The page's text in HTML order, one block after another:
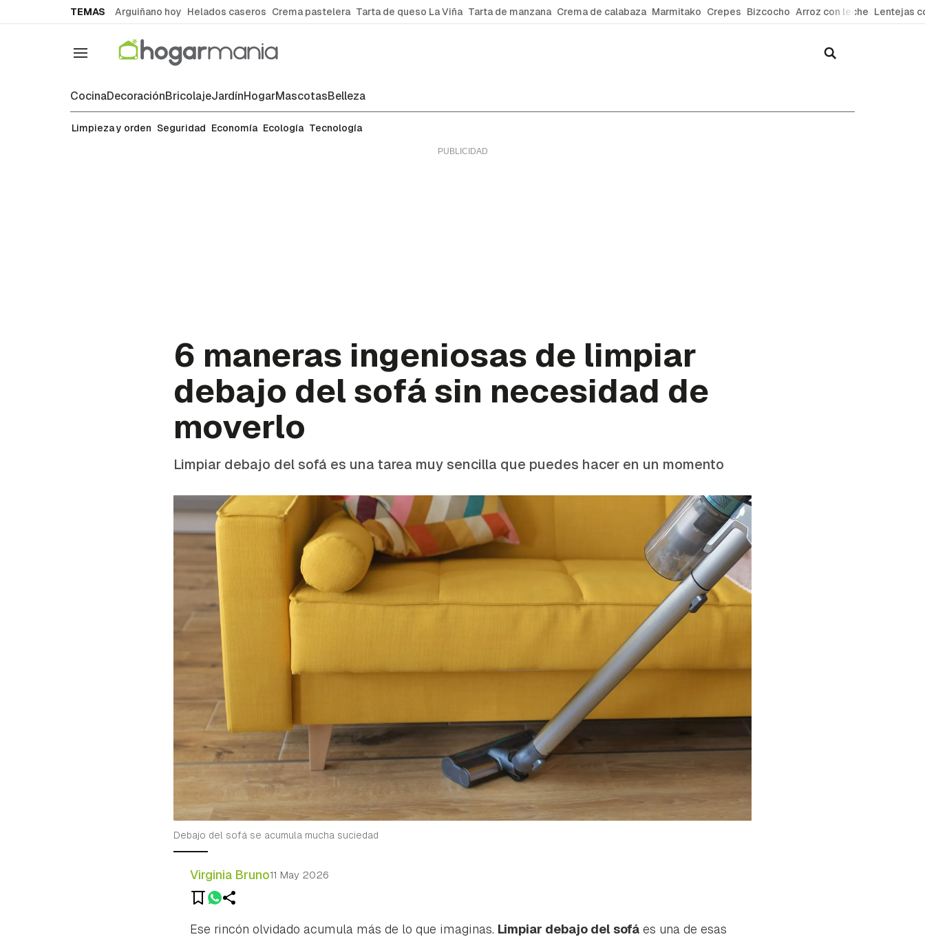
TEMAS Arguiñano hoy Helados caseros Crema pastelera Tarta de queso La Viña Tarta de manzana Crema de calabaza Marmitako Crepes Bizcocho Arroz con leche Lentejas
Navegación
CocinaDecoraciónBricolajeJardínHogarMascotasBelleza
Limpieza y orden
Limpieza y orden Seguridad Economía Ecología Tecnología
6 maneras ingeniosas de limpiar
debajo del sofá sin necesidad de
moverlo
Limpiar debajo del sofá es una tarea muy sencilla que puedes hacer en un momento
Debajo del sofá se acumula mucha suciedad
Virginia Bruno11 May 2026
Ese rincón olvidado acumula más de lo que imaginas. Limpiar debajo del sofá es una de esas